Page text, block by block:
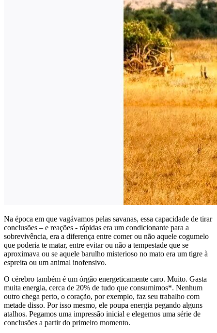
Na época em que vagávamos pelas savanas, essa capacidade de tirar
conclusões – e reações - rápidas era um condicionante para a
sobrevivência, era a diferença entre comer ou não aquele cogumelo
que poderia te matar, entre evitar ou não a tempestade que se
aproximava ou se aquele barulho misterioso no mato era um tigre à
espreita ou um animal inofensivo.
O cérebro também é um órgão energeticamente caro. Muito. Gasta
muita energia, cerca de 20% de tudo que consumimos*. Nenhum
outro chega perto, o coração, por exemplo, faz seu trabalho com
metade disso. Por isso mesmo, ele poupa energia pegando alguns
atalhos. Pegamos uma impressão inicial e elegemos uma série de
conclusões a partir do primeiro momento.